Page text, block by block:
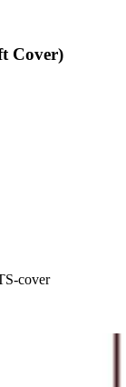
Cover)